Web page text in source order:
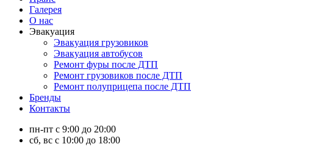
Галерея
О нас
Эвакуация
Эвакуация грузовиков
Эвакуация автобусов
Ремонт фуры после ДТП
Ремонт грузовиков после ДТП
Ремонт полуприцепа после ДТП
Бренды
Контакты
пн-пт с 9:00 до 20:00
сб, вс с 10:00 до 18:00